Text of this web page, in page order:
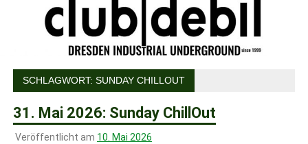
SCHLAGWORT:SUNDAY CHILLOUT
31. Mai 2026: Sunday ChillOut
Veröffentlicht am 10. Mai 2026